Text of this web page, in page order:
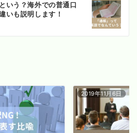
いう？海外での普通口
いも説明します！
2019年11月6日